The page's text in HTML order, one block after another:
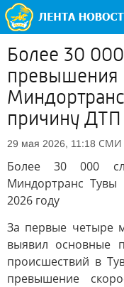
Более 30
превышения
причину
29 мая 2026, 11:18 СМИ
Более 30 000
Миндортранс
2026 году
За первые четыре
выявил основные
происшествий в
превышение